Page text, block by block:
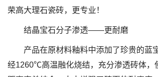
荣高大理石瓷砖，更专业！
结晶宝石分子渗透——更耐磨
产品在原材料釉料中添加了珍贵的蓝
经1260℃高温融化烧结，充分渗透砖体，